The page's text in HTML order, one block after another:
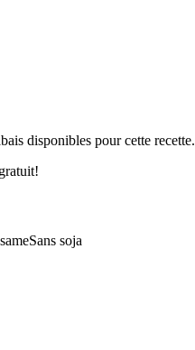
disponibles pour cette recette.
Sans soja